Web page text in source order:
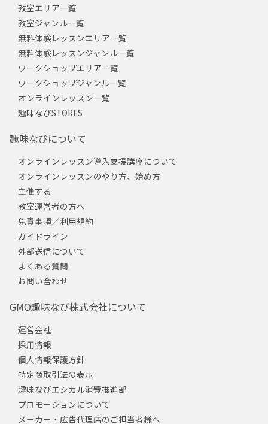
教室エリア一覧
教室ジャンル一覧
無料体験レッスンエリア一覧
無料体験レッスンジャンル一覧
ワークショップエリア一覧
ワークショップジャンル一覧
オンラインレッスン一覧
趣味なびSTORES
趣味なびについて
オンラインレッスン導入支援講座について
オンラインレッスンのやり方、始め方
主催する
教室運営者の方へ
免責事項／利用規約
ガイドライン
外部送信について
よくある質問
お問い合わせ
GMO趣味なび株式会社について
運営会社
採用情報
個人情報保護方針
特定商取引法の表示
趣味なびエシカル消費推進部
プロモーションについて
メーカー・広告代理店のご担当者様へ